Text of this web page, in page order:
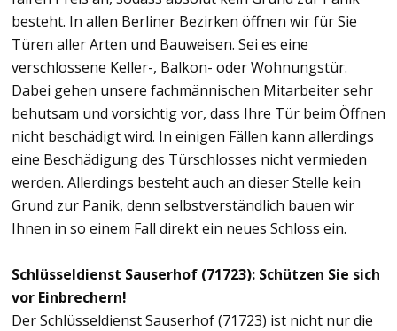
besteht. In allen Berliner Bezirken öffnen wir für Sie
Türen aller Arten und Bauweisen. Sei es eine
verschlossene Keller-, Balkon- oder Wohnungstür.
Dabei gehen unsere fachmännischen Mitarbeiter sehr
behutsam und vorsichtig vor, dass Ihre Tür beim Öffnen
nicht beschädigt wird. In einigen Fällen kann allerdings
eine Beschädigung des Türschlosses nicht vermieden
werden. Allerdings besteht auch an dieser Stelle kein
Grund zur Panik, denn selbstverständlich bauen wir
Ihnen in so einem Fall direkt ein neues Schloss ein.
Schlüsseldienst Sauserhof (71723): Schützen Sie sich
vor Einbrechern!
Der Schlüsseldienst Sauserhof (71723) ist nicht nur die